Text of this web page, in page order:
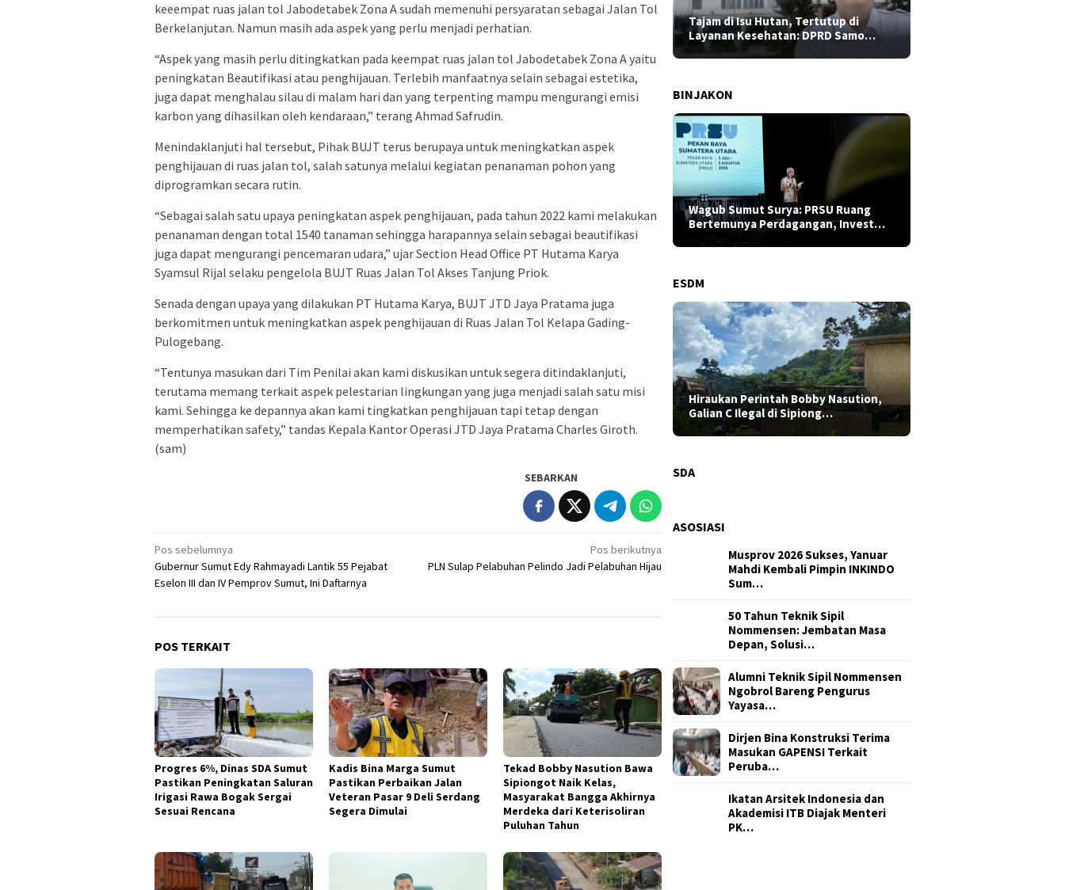
keeempat ruas jalan tol Jabodetabek Zona A sudah memenuhi persyaratan sebagai Jalan Tol
Berkelanjutan. Namun masih ada aspek yang perlu menjadi perhatian.
“Aspek yang masih perlu ditingkatkan pada keempat ruas jalan tol Jabodetabek Zona A yaitu
peningkatan Beautifikasi atau penghijauan. Terlebih manfaatnya selain sebagai estetika,
juga dapat menghalau silau di malam hari dan yang terpenting mampu mengurangi emisi
karbon yang dihasilkan oleh kendaraan,” terang Ahmad Safrudin.
Menindaklanjuti hal tersebut, Pihak BUJT terus berupaya untuk meningkatkan aspek
penghijauan di ruas jalan tol, salah satunya melalui kegiatan penanaman pohon yang
diprogramkan secara rutin.
“Sebagai salah satu upaya peningkatan aspek penghijauan, pada tahun 2022 kami melakukan
penanaman dengan total 1540 tanaman sehingga harapannya selain sebagai beautifikasi
juga dapat mengurangi pencemaran udara,” ujar Section Head Office PT Hutama Karya
Syamsul Rijal selaku pengelola BUJT Ruas Jalan Tol Akses Tanjung Priok.
Senada dengan upaya yang dilakukan PT Hutama Karya, BUJT JTD Jaya Pratama juga
berkomitmen untuk meningkatkan aspek penghijauan di Ruas Jalan Tol Kelapa Gading-
Pulogebang.
“Tentunya masukan dari Tim Penilai akan kami diskusikan untuk segera ditindaklanjuti,
terutama memang terkait aspek pelestarian lingkungan yang juga menjadi salah satu misi
kami. Sehingga ke depannya akan kami tingkatkan penghijauan tapi tetap dengan
memperhatikan safety,” tandas Kepala Kantor Operasi JTD Jaya Pratama Charles Giroth.
(sam)
SEBARKAN
Navigasi
pos
Pos sebelumnya
Gubernur Sumut Edy Rahmayadi Lantik 55 Pejabat
Eselon III dan IV Pemprov Sumut, Ini Daftarnya
Pos berikutnya
PLN Sulap Pelabuhan Pelindo Jadi Pelabuhan Hijau
POS TERKAIT
Progres 6%, Dinas SDA Sumut
Pastikan Peningkatan Saluran
Irigasi Rawa Bogak Sergai
Sesuai Rencana
Kadis Bina Marga Sumut
Pastikan Perbaikan Jalan
Veteran Pasar 9 Deli Serdang
Segera Dimulai
Tekad Bobby Nasution Bawa
Sipiongot Naik Kelas,
Masyarakat Bangga Akhirnya
Merdeka dari Keterisoliran
Puluhan Tahun
Tajam di Isu Hutan, Tertutup di
Layanan Kesehatan: DPRD Samo…
BINJAKON
Wagub Sumut Surya: PRSU Ruang
Bertemunya Perdagangan, Invest…
ESDM
Hiraukan Perintah Bobby Nasution,
Galian C Ilegal di Sipiong…
SDAPastikan Peningkatan Saluran Iri…
ASOSIASI
Musprov 2026 Sukses, Yanuar
Mahdi Kembali Pimpin INKINDO
Sum…
50 Tahun Teknik Sipil
Nommensen: Jembatan Masa
Depan, Solusi…
Alumni Teknik Sipil Nommensen
Ngobrol Bareng Pengurus
Yayasa…
Dirjen Bina Konstruksi Terima
Masukan GAPENSI Terkait
Peruba…
Ikatan Arsitek Indonesia dan
Akademisi ITB Diajak Menteri
PK…